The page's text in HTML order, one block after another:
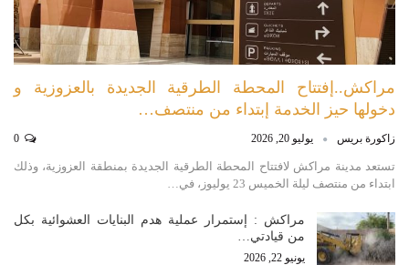
مراكش..إفتتاح المحطة الطرقية الجديدة بالعزوزية و
دخولها حيز الخدمة إبتداء من منتصف…
زاكورة بريس يوليو 20, 2026
تستعد مدينة مراكش لافتتاح المحطة الطرقية الجديدة بمنطقة العزوزية، وذلك
ابتداء من منتصف ليلة الخميس 23 يوليوز، في…
مراكش : إستمرار عملية هدم البنايات العشوائية بكل
من قيادتي…
يونيو 22, 2026